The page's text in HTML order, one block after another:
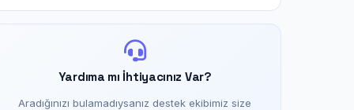
Yardıma mı İhtiyacınız Var?
Aradığınızı bulamadıysanız destek ekibimiz size